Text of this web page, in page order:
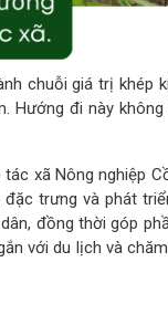
chuỗi giá trị khép
Hướng đi này
xã Nông nghiệp
trưng và phát
đồng thời góp
với du lịch và